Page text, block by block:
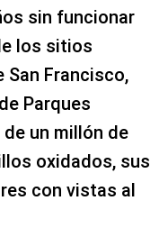
sin funcionar
los sitios
Francisco,
Parques
un millón de
oxidados, sus
con vistas al